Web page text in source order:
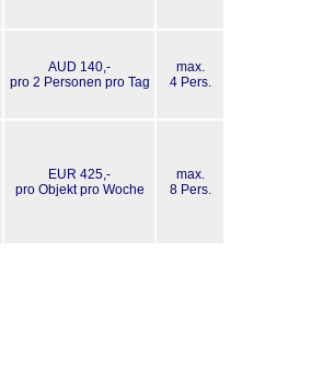
AUD 140,-
pro 2 Personen pro Tag
max.
4 Pers.
EUR 425,-
pro Objekt pro Woche
max.
8 Pers.